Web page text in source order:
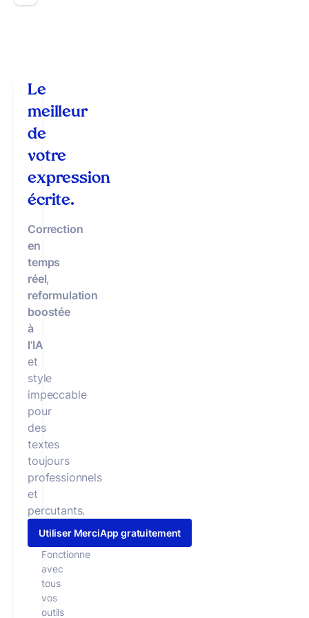
Le
meilleur
de
votre
expression
écrite.
Correction
en
temps
réel,
reformulation
boostée
à
l’IA
et
style
impeccable
pour
des
textes
toujours
professionnels
et
percutants.
Utiliser MerciApp gratuitement
Fonctionne
avec
tous
vos
outils